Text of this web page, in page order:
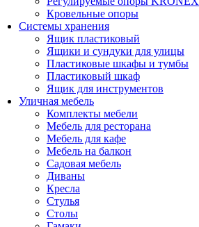
Кровельные опоры
Системы хранения
Ящик пластиковый
Ящики и сундуки для улицы
Пластиковые шкафы и тумбы
Пластиковый шкаф
Ящик для инструментов
Уличная мебель
Комплекты мебели
Мебель для ресторана
Мебель для кафе
Мебель на балкон
Садовая мебель
Диваны
Кресла
Стулья
Столы